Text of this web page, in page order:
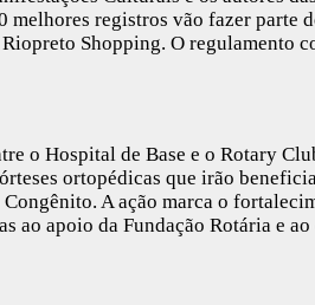
melhores registros vão fazer parte
Shopping. O regulamento
o Hospital de Base e o Rotary
ortopédicas que irão
A ação marca o
ao apoio da Fundação Rotária e